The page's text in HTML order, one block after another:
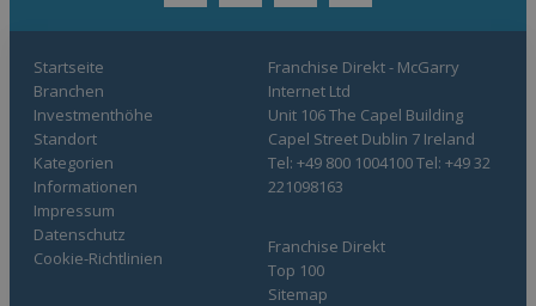
Startseite
Branchen
Investmenthöhe
Standort
Kategorien
Informationen
Franchise Direkt
Top 100
Sitemap
Impressum
Datenschutz
Cookie-Richtlinien
Franchise Direkt - McGarry
Internet Ltd
Unit 106 The Capel Building
Capel Street Dublin 7 Ireland
Tel: +49 800 1004100 Tel: +49 32
221098163